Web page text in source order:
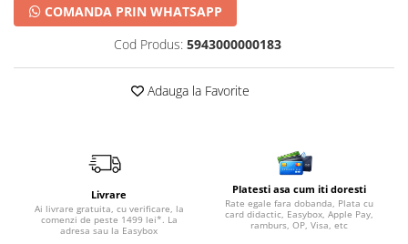
COMANDA PRIN WHATSAPP
Cod Produs: 5943000000183
Adauga la Favorite
Livrare
Ai livrare gratuita, cu verificare, la
comenzi de peste 1499 lei*. La
adresa sau la Easybox
Platesti asa cum iti doresti
Rate egale fara dobanda, Plata cu
card didactic, Easybox, Apple Pay,
ramburs, OP, Visa, etc